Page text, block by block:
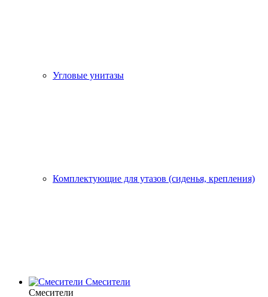
Угловые унитазы
Комплектующие для утазов (сиденья, крепления)
Смесители
Смесители